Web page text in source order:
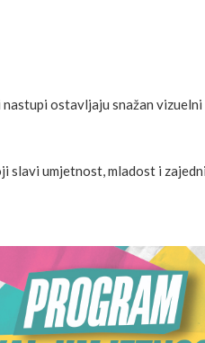
ostavljaju snažan vizuelni
slavi umjetnost, mladost i